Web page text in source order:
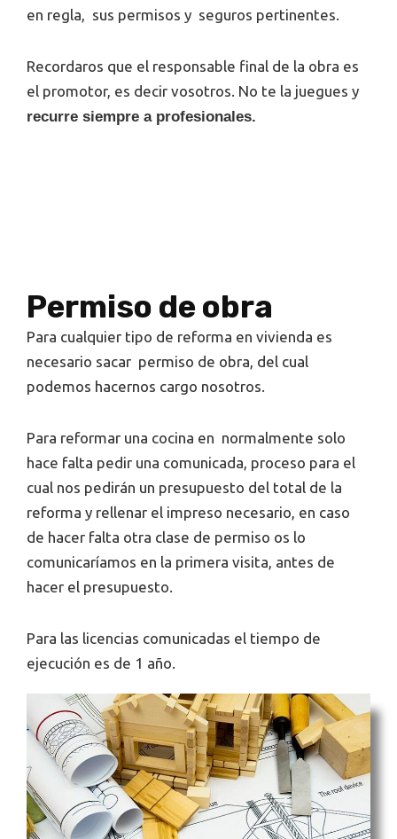
en regla, sus permisos y seguros pertinentes.
Recordaros que el responsable final de la obra es
el promotor, es decir vosotros. No te la juegues y
recurre siempre a profesionales.
Permiso de obra
Para cualquier tipo de reforma en vivienda es
necesario sacar permiso de obra, del cual
podemos hacernos cargo nosotros.
Para reformar una cocina en normalmente solo
hace falta pedir una comunicada, proceso para el
cual nos pedirán un presupuesto del total de la
reforma y rellenar el impreso necesario, en caso
de hacer falta otra clase de permiso os lo
comunicaríamos en la primera visita, antes de
hacer el presupuesto.
Para las licencias comunicadas el tiempo de
ejecución es de 1 año.